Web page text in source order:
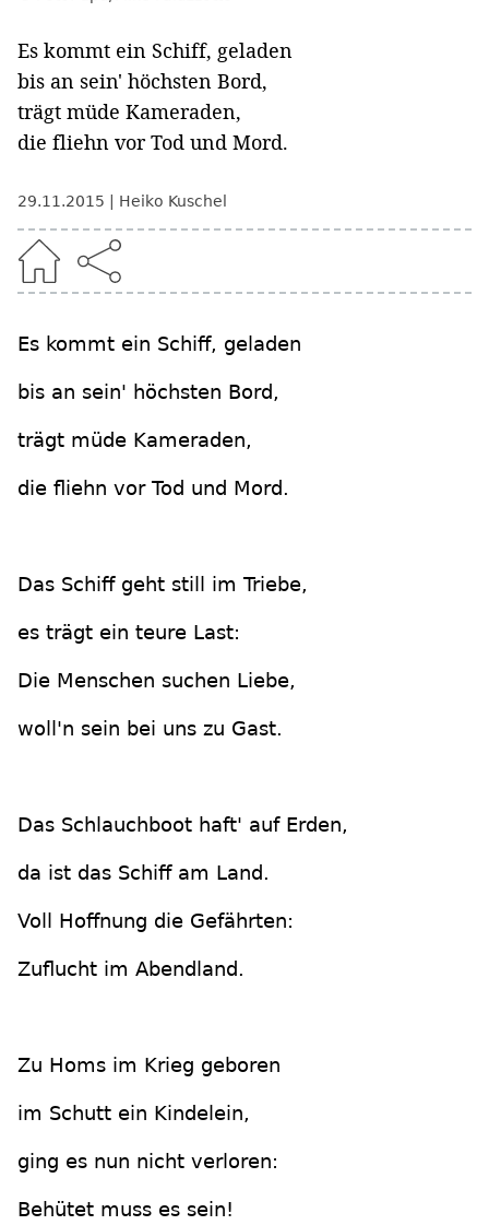
Es kommt ein Schiff, geladen
bis an sein' höchsten Bord,
trägt müde Kameraden,
die fliehn vor Tod und Mord.
29.11.2015 Heiko Kuschel
Es kommt ein Schiff, geladen
bis an sein' höchsten Bord,
trägt müde Kameraden,
die fliehn vor Tod und Mord.
Das Schiff geht still im Triebe,
es trägt ein teure Last:
Die Menschen suchen Liebe,
woll'n sein bei uns zu Gast.
Das Schlauchboot haft' auf Erden,
da ist das Schiff am Land.
Voll Hoffnung die Gefährten:
Zuflucht im Abendland.
Zu Homs im Krieg geboren
im Schutt ein Kindelein,
ging es nun nicht verloren:
Behütet muss es sein!